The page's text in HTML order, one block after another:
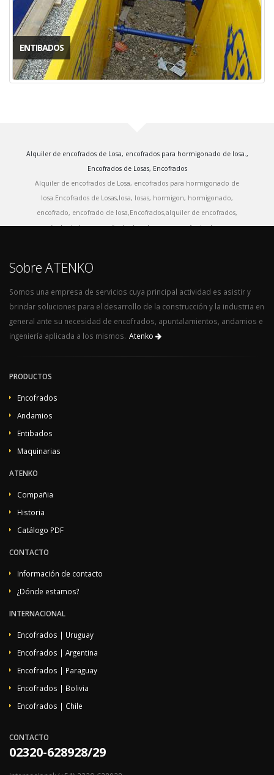
ENTIBADOS
Alquiler de encofrados de Losa, encofrados para hormigonado de losa.,
Encofrados de Losas, Encofrados
Alquiler de encofrados de Losa, encofrados para hormigonado de
losa.Encofrados de Losas,losa, losas, hormigon, hormigonado,
encofrado, encofrado de losa,Encofrados,alquiler de encofrados,
encofrado de losas, encofrado de columnas, encofrado de muros,
Sobre ATENKO
Somos una empresa de servicios cuya principal actividad es asistir y
brindar soluciones para el desarrollo de la construcción y la industria en
general ante su necesidad de encofrados, apuntalamientos, andamios e
ingeniería aplicada a los mismos. Atenko
PRODUCTOS
Encofrados
Andamios
Entibados
Maquinarias
ATENKO
Compañia
Historia
Catálogo PDF
CONTACTO
Información de contacto
¿Dónde estamos?
INTERNACIONAL
Encofrados | Uruguay
Encofrados | Argentina
Encofrados | Paraguay
Encofrados | Bolivia
Encofrados | Chile
CONTACTO
02320-628928/29